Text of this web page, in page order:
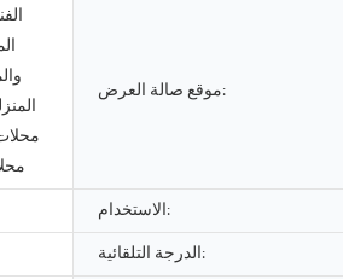
موقع صالة العرض:
الاستخدام:
الدرجة التلقائية: